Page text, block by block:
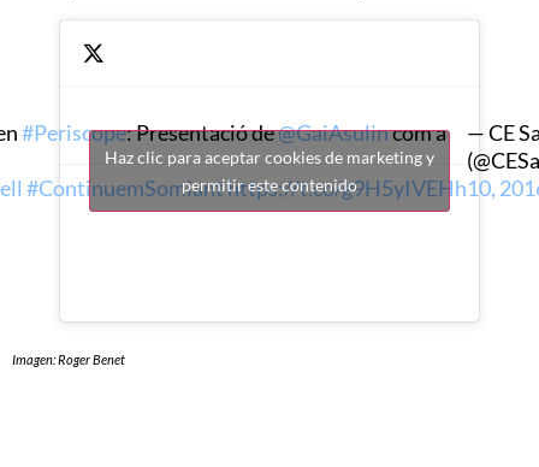
#Periscope: Presentació de@GaiAsulincom a
#ContinuemSomianthttps://t.co/g9H5yIVEHh
— CE
10,
Haz clic para aceptar cookies de marketing y
permitir este contenido
Imagen: Roger Benet